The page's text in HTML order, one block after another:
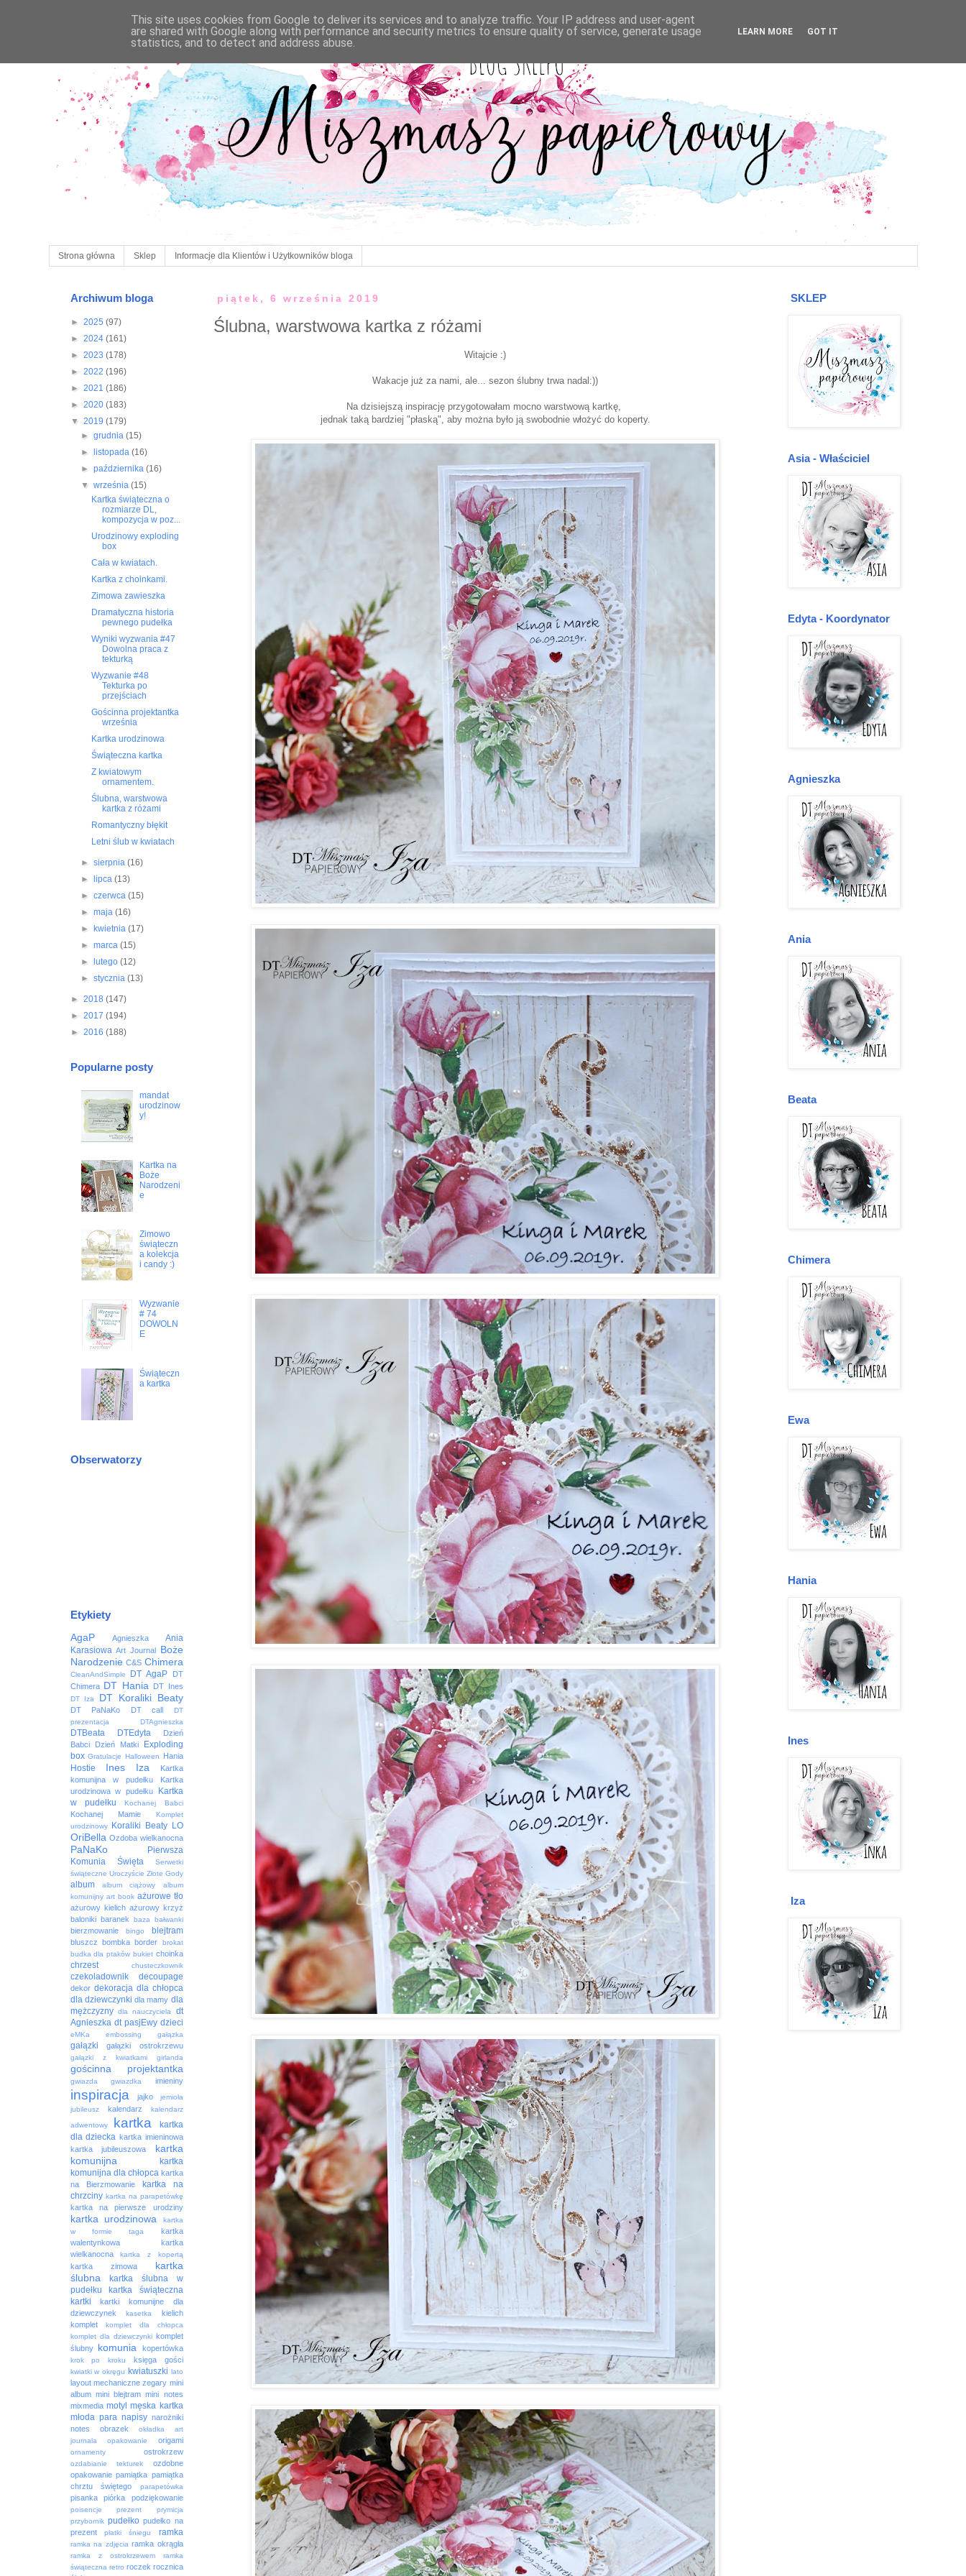
Strona główna Sklep Informacje dla Klientów i Użytkowników bloga
piątek, 6 września 2019
Ślubna, warstwowa kartka z różami
Witajcie :)
Wakacje już za nami, ale... sezon ślubny trwa nadal:))
Na dzisiejszą inspirację przygotowałam mocno warstwową kartkę,
jednak taką bardziej "płaską", aby można było ją swobodnie włożyć do koperty.
Archiwum bloga
► 2025 (97)
► 2024 (161)
► 2023 (178)
► 2022 (196)
► 2021 (186)
► 2020 (183)
▼ 2019 (179)
► grudnia (15)
►
listopada (16)
► października (16)
▼ września (15)
Kartka świąteczna o
rozmiarze DL,
kompozycja w poz...
Urodzinowy exploding
box
Cała w kwiatach.
Kartka z choinkami.
Zimowa zawieszka
Dramatyczna historia
pewnego pudełka
Wyniki wyzwania #47
Dowolna praca z
tekturką
Wyzwanie #48
Tekturka po
przejściach
Gościnna projektantka
września
Kartka urodzinowa
Świąteczna kartka
Z kwiatowym
ornamentem.
Ślubna, warstwowa
kartka z różami
Romantyczny błękit
Letni ślub w kwiatach
► sierpnia (16)
►
lipca (13)
► czerwca (15)
► maja (16)
►
kwietnia (17)
► marca (15)
►
lutego (12)
► stycznia (13)
► 2018 (147)
► 2017 (194)
► 2016 (188)
Popularne posty
mandat
urodzinow
y!
Kartka na
Boże
Narodzeni
e
Zimowo
świąteczn
a kolekcja
i candy :)
Wyzwanie
# 74
DOWOLN
E
Świąteczn
a kartka
Obserwatorzy
Etykiety
AgaP Agnieszka
Ania
Karasiowa Art Journal
Boże
Narodzenie C&S Chimera
CleanAndSimple DT AgaP
DT
Chimera DT Hania DT Ines
DT Iza DT Koraliki Beaty
DT PaNaKo DT call
DT
prezentacja
DTAgnieszka
DTBeata DTEdyta
Dzień
Babci
Dzień Matki
Exploding
box Gratulacje Halloween Hania
Hostie Ines Iza
Kartka
komunijna w pudełku
Kartka
urodzinowa w pudełku
Kartka
w pudełku
Kochanej Babci
Kochanej Mamie
Komplet
urodzinowy
Koraliki Beaty LO
OriBella Ozdoba wielkanocna
PaNaKo
Pierwsza
Komunia Święta
Serwetki
świąteczne Uroczyście Złote Gody
album album ciążowy
album
komunijny art book ażurowe tło
ażurowy kielich ażurowy krzyż
baloniki
baranek baza bałwanki
bierzmowanie bingo blejtram
bluszcz bombka border
brokat
budka dla ptaków bukiet choinka
chrzest chusteczkownik
czekoladownik decoupage
dekor dekoracja dla chłopca
dla dziewczynki dla mamy dla
mężczyzny dla nauczyciela
dt
Agnieszka dt pasjEwy dzieci
eMKa embossing gałązka
gałązki gałązki ostrokrzewu
gałązki z kwiatkami girlanda
gościnna projektantka
gwiazda gwiazdka imieniny
inspiracja jajko
jemioła
jubileusz
kalendarz
kalendarz
adwentowy
kartka
kartka
dla dziecka kartka imieninowa
kartka jubileuszowa
kartka
komunijna
kartka
komunijna dla chłopca kartka
na Bierzmowanie
kartka na
chrzciny kartka na parapetówkę
kartka na pierwsze urodziny
kartka urodzinowa
kartka
w formie taga
kartka
walentynkowa
kartka
wielkanocna
kartka z kopertą
kartka zimowa
kartka
ślubna
kartka ślubna w
pudełku
kartka świąteczna
kartki
kartki komunijne dla
dziewczynek
kasetka
kielich
komplet
komplet dla chłopca
komplet dla dziewczynki komplet
ślubny
komunia kopertówka
krok po kroku księga gości
kwiatki w okręgu kwiatuszki lato
layout mechaniczne zegary mini
album mini blejtram mini notes
mixmedia motyl męska kartka
młoda para napisy narożniki
notes
obrazek
okładka art
journala
opakowanie origami
ornamenty ostrokrzew
ozdabianie tekturek
ozdobne
opakowanie pamiątka pamiątka
chrztu świętego
parapetówka
pisanka piórka podziękowanie
poisencje prezent
prymicja
przybornik pudełko pudełko na
prezent
płatki śniegu ramka
ramka na zdjęcia ramka okrągła
ramka z ostrokrzewem
ramka
świąteczna retro roczek rocznica
SKLEP
Asia - Właściciel
Edyta - Koordynator
Agnieszka
Ania
Beata
Chimera
Ewa
Hania
Ines
Iza
This site uses cookies from Google to deliver its services and to analyze traffic. Your IP address and user-agent
are shared with Google along with performance and security metrics to ensure quality of service, generate usage
statistics, and to detect and address abuse.
LEARN MORE GOT IT